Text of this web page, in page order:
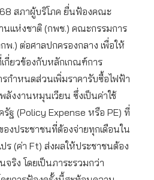
สภาผู้บริโภค ยื่นฟ้องคณะ
นแห่งชาติ (กพช.) คณะกรรมการ
.) ต่อศาลปกครองกลาง เพื่อให้
กี่ยวข้องกับหลักเกณฑ์การ
กำหนดส่วนเพิ่มราคารับซื้อไฟฟ้า
ลังงานหมุนเวียน ซึ่งเป็นค่าใช้
รัฐ (Policy Expense หรือ PE) ที่
งประชาชนที่ต้องจ่ายทุกเดือนใน
ร (ค่า Ft) ส่งผลให้ประชาชนต้อง
ริง โดยเป็นภาระรวมกว่า